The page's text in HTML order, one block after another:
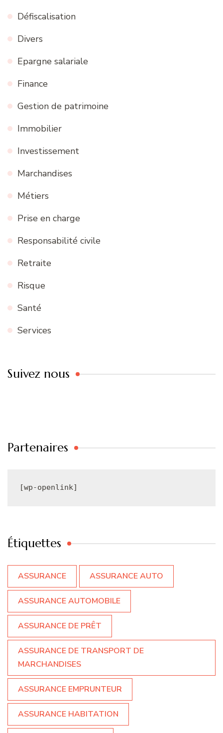
Défiscalisation
Divers
Epargne salariale
Finance
Gestion de patrimoine
Immobilier
Investissement
Marchandises
Métiers
Prise en charge
Responsabilité civile
Retraite
Risque
Santé
Services
Suivez nous
Partenaires
[wp-openlink]
Étiquettes
ASSURANCE ASSURANCE AUTO
ASSURANCE AUTOMOBILE
ASSURANCE DE PRÊT
ASSURANCE DE TRANSPORT DE
MARCHANDISES
ASSURANCE EMPRUNTEUR
ASSURANCE HABITATION